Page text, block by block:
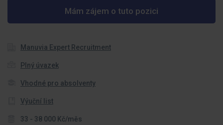
Mám zájem o tuto pozici
Manuvia Expert Recruitment
Plný úvazek
Vhodné pro absolventy
Výuční list
33 - 38 000 Kč/měs